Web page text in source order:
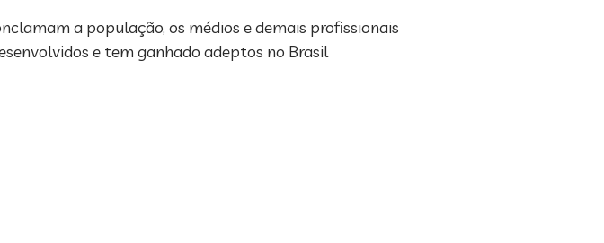
a população, os médios e demais profissionais
e tem ganhado adeptos no Brasil